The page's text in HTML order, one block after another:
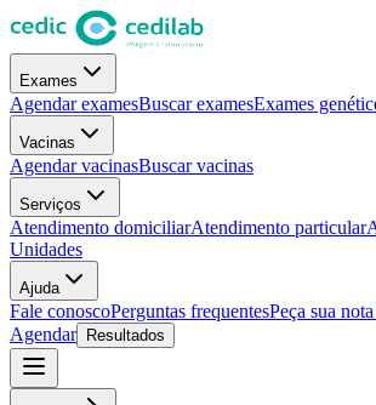
Exames
Agendar examesBuscar examesExames
Vacinas
Agendar vacinasBuscar vacinas
Serviços
Atendimento domiciliarAtendimento particular
Unidades
Ajuda
Fale conoscoPerguntas frequentesPeça sua
Agendar
Resultados